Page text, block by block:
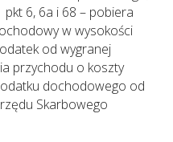
6, 6a i 68 – pobiera
w wysokości
od wygranej
przychodu o koszty
dochodowego od
Skarbowego